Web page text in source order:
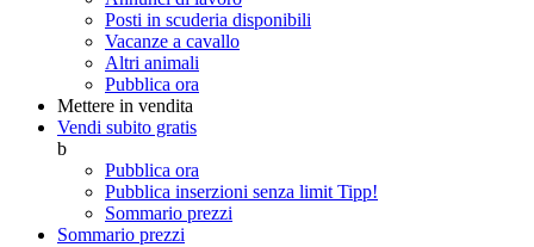
Posti in scuderia disponibili
Vacanze a cavallo
Altri animali
Pubblica ora
Mettere in vendita
Vendi subito gratis
b
Pubblica ora
Pubblica inserzioni senza limit Tipp!
Sommario prezzi
Sommario prezzi